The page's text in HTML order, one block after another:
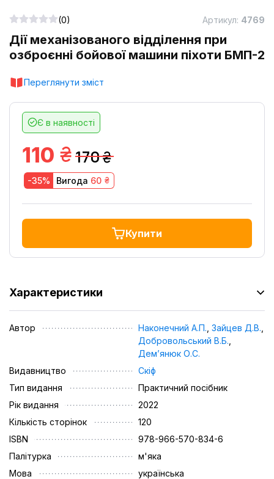
Дії механізованого відділення при
озброєнні бойової машини піхоти БМП-2
Переглянути зміст
(0) Артикул: 4769
Є в наявності
170
грн.
110 грн.
-35% Вигода 60 грн.
Купити
Характеристики
Автор Наконечний А.П. Зайцев Д.В.
Добровольський В.Б.
Дем’янюк О.С.
Видавництво
Скіф
Тип видання
Практичний посібник
Рік видання
2022
Кількість сторінок
120
ISBN
978-966-570-834-6
Палітурка
м'яка
Мова
українська